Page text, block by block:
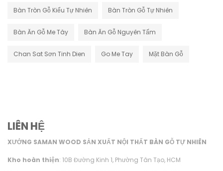
Bàn Tròn Gỗ Kiểu Tự Nhiên Bàn Tròn Gỗ Tự Nhiên
Bàn Ăn Gỗ Me Tây Bàn Ăn Gỗ Nguyên Tấm
Chan Sat Sơn Tinh Dien Go Me Tay Mặt Bàn Gỗ
LIÊN HỆ
XƯỞNG SAMAN WOOD SẢN XUẤT NỘI THẤT BÀN GỖ TỰ NHIÊN
Kho hoàn thiện: 10B Đường Kinh 1, Phường Tân Tạo, HCM